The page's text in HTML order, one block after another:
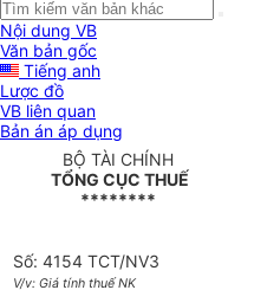
Nội dung VB
Văn bản gốc
Tiếng anh
Lược đồ
VB liên quan
Bản án áp dụng
BỘ TÀI CHÍNH
TỔNG CỤC THUẾ
********
Số: 4154 TCT/NV3
V/v: Giá tính thuế NK